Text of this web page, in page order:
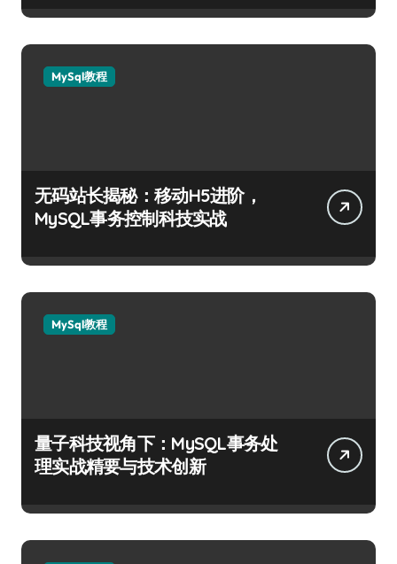
MySql教程
无码站长揭秘：移动H5进阶，
MySQL事务控制科技实战
MySql教程
量子科技视角下：MySQL事务处
理实战精要与技术创新